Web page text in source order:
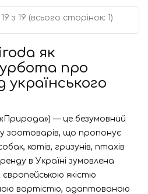
з 19 (всього сторінок: 1)
як
про
українського
— це безумовний
зоотоварів, що пропонує
котів, гризунів, птахів
в Україні зумовлена
якістю
вартістю, адаптованою